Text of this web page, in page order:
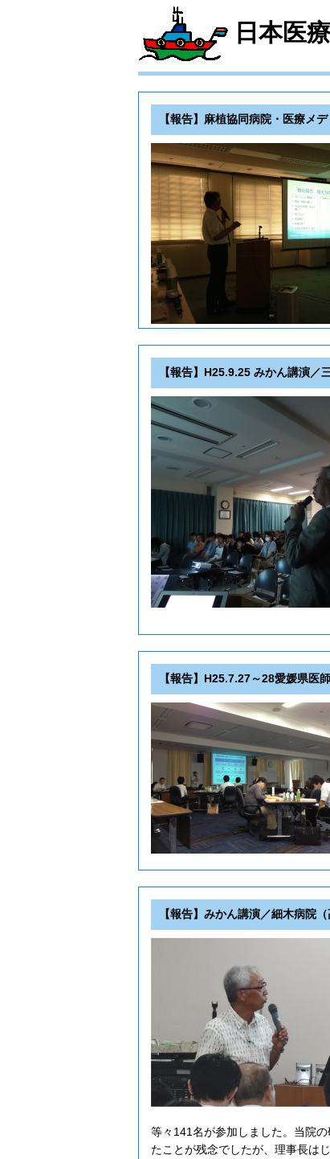
日本医
【報告】麻植協同病院・医療メ
【報告】H25.9.25 みかん講演／
【報告】H25.7.27～28愛媛県
【報告】みかん講演／細木病院（
等々141名が参加しました。当院
たことが残念でしたが、理事長は